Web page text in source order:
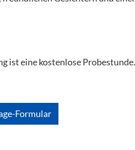
ist eine kostenlose Probestunde.
Formular